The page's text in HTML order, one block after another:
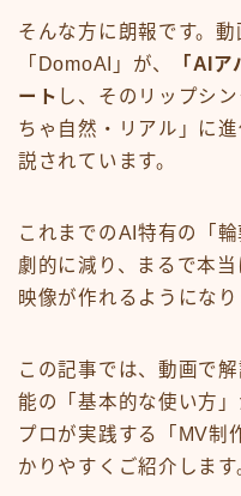
そんな方に朗報です。
「DomoAI」が、
「AI
ート し、そのリップシ
ちゃ自然・リアル」に
説されています。
これまでのAI特有の「
劇的に減り、まるで本
映像が作れるようになり
この記事では、動画で
能の「基本的な使い方
プロが実践する「MV制
かりやすくご紹介します